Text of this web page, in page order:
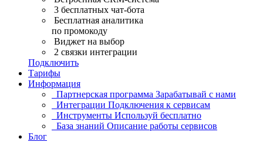
3 бесплатных чат-бота
Бесплатная аналитика
по промокоду
Виджет на выбор
2 связки интеграции
Подключить
Тарифы
Информация
Партнерская программа Зарабатывай с нами
Интеграции Подключения к сервисам
Инструменты Используй бесплатно
База знаний Описание работы сервисов
Блог